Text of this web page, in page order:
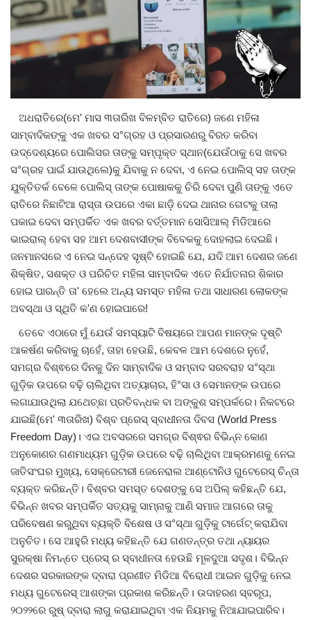
Gallery
ଆଜିର ଖବର
ସାହିତ୍ୟ
ସଂସ୍କୃତି
ସିନେମା
ଭିଡିଓ
ଅଧରାତିରେ(ମେ' ମାସ ୩ତାରିଖ ବିଳମ୍ବିତ ରାତିରେ) ଜଣେ ମହିଳା
ସାମ୍ବାଦିକଙ୍କୁ ଏକ ଖବର ସ°ଗ୍ରହ ଓ ପ୍ରସାରଣରୁ ବିରତ କରିବା
ଉଦ୍ଦେଶ୍ୟରେ ପୋଲିସର ତାଙ୍କୁ ସମ୍ପୃକ୍ତ ସ୍ଥାନ(ଯେଉଁଠାକୁ ସେ ଖବର
ସ°ଗ୍ରହ ପାଇଁ ଯାଉଥିଲେ)କୁ ଯିବାକୁ ନ ଦେବା, ଏ ନେଇ ପୋଲିସ୍ ସହ ତାଙ୍କ
ଯୁକ୍ତିତର୍କ ବେଳେ ପୋଲିସ୍ ତାଙ୍କ ପୋଷାକକୁ ଚିରି ଦେବା ପୁଣି ତାଙ୍କୁ ଏତେ
ରାତିରେ ନିଛାଟିଆ ରାସ୍ତା ଉପରେ ଏକା ଛାଡ଼ି ଦେଇ ଥାନାର ଗେଟକୁ ତାଲା
ପକାଇ ଦେବା ସମ୍ପର୍କିତ ଏକ ଖବର ବର୍ତ୍ତମାନ ସୋସିଆଲ୍ ମିଡିଆରେ
ଭାଇରାଲ୍ ହେବା ସହ ଆମ ଦେଶବାସୀଙ୍କ ବିବେକକୁ ଦୋହଲାଇ ଦେଇଛି।
ଜନମାନସରେ ଏ ନେଇ ସନ୍ଦେହ ସୃଷ୍ଟି ହୋଇଛି ଯେ, ଯଦି ଆମ ଦେଶର ଜଣେ
ଶିକ୍ଷିତ, ସଶକ୍ତ ଓ ପରିଚିତ ମହିଳା ସାମ୍ବାଦିକ ଏତେ ନିର୍ଯାତନାର ଶିକାର
ହୋଇ ପାରନ୍ତି ତା' ହେଲେ ଅନ୍ୟ ସମସ୍ତ ମହିଳା ତଥା ସାଧାରଣ ଲୋକଙ୍କ
ଅବସ୍ଥା ଓ ସ୍ଥିତି କ'ଣ ହୋଇପାରେ!
ତେବେ ଏଠାରେ ମୁଁ ଯେଉଁ ସମସ୍ୟାଟି ବିଷୟରେ ଆପଣ ମାନଙ୍କ ଦୃଷ୍ଟି
ଆକର୍ଷଣ କରିବାକୁ ଚାହେଁ, ତାହା ହେଉଛି, କେବଳ ଆମ ଦେଶରେ ନୁହେଁ,
ସମଗ୍ର ବିଶ୍ଵରେ ଦିନକୁ ଦିନ ସାମ୍ବାଦିକ ଓ ସମ୍ବାଦ ସରବରାହ ସ°ସ୍ଥା
ଗୁଡ଼ିକ ଉପରେ ବଢ଼ି ଚାଲିଥିବା ଅତ୍ୟାଚାର, ହି°ସା ଓ ସେମାନଙ୍କ ଉପରେ
ଲଗାଯାଉଥିଲା ଯଥେଚ୍ଛା ପ୍ରତିବନ୍ଧକ ବା ଅଙ୍କୁଶ ସମ୍ପର୍କରେ। ନିକଟରେ
ଯାଇଛି(ମେ' ୩ତାରିଖ) ବିଶ୍ବ ପ୍ରେସ୍ ସ୍ବାଧୀନତା ଦିବସ (World Press
Freedom Day)। ଏଇ ଅବସରରେ ସମଗ୍ର ବିଶ୍ଵର ବିଭିନ୍ନ କୋଣ
ଅନୁକୋଣର ଗଣମାଧ୍ୟମ ଗୁଡ଼ିକ ଉପରେ ବଢ଼ି ଚାଲିଥିବା ଆକ୍ରମଣକୁ ନେଇ
ଜାତିସଂଘର ମୁଖ୍ୟ, ସେକ୍ରେଟାରୀ ଜେନେରାଲ ଆଣ୍ଟୋନିଓ ଗୁଟେରେସ୍ ଚିନ୍ତା
ବ୍ୟକ୍ତ କରିଛନ୍ତି। ବିଶ୍ବର ସମସ୍ତ ଦେଶଙ୍କୁ ସେ ଅପିଲ୍ କହିଛନ୍ତି ଯେ,
ବିଭିନ୍ନ ଖବର ସମ୍ପର୍କିତ ସତ୍ୟକୁ ସାମ୍ନାକୁ ଆଣି ସମାଜ ଆଗରେ ତାକୁ
ପରିବେଷଣ କରୁଥିବା ବ୍ୟକ୍ତି ବିଶେଷ ଓ ସ°ସ୍ଥା ଗୁଡ଼ିକୁ ଟାର୍ଗେଟ୍ କରାଯିବା
ଅନୁଚିତ। ସେ ଆହୁରି ମଧ୍ୟ କହିଛନ୍ତି ଯେ ଗଣତନ୍ତ୍ର ତଥା ନ୍ୟାୟର
ସୁରକ୍ଷା ନିମନ୍ତେ ପ୍ରେସ୍ ର ସ୍ବାଧୀନତା ହେଉଛି ମୂଳଦୁଆ ସଦୃଶ। ବିଭିନ୍ନ
ଦେଶର ସରକାରଙ୍କ ଦ୍ବାରା ପ୍ରଣୀତ ମିଡିଆ ବିରୋଧୀ ଆଇନ ଗୁଡ଼ିକୁ ନେଇ
ମଧ୍ୟ ଗୁଟେରେସ୍ ଆଶଙ୍କା ପ୍ରକାଶ କରିଛନ୍ତି। ଉଦାହରଣ ସ୍ବରୂପ,
୨୦୨୨ରେ ରୁଷ୍ ଦ୍ବାରା ଲାଗୁ କରାଯାଇଥିବା ଏକ ନିୟମକୁ ନିଆଯାଇପାରିବ।